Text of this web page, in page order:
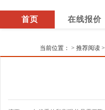
首页 在线报价
当前位置： > 推荐阅读 >